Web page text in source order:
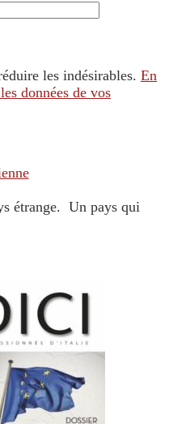
les indésirables. En
données de vos
étrange. Un pays qui